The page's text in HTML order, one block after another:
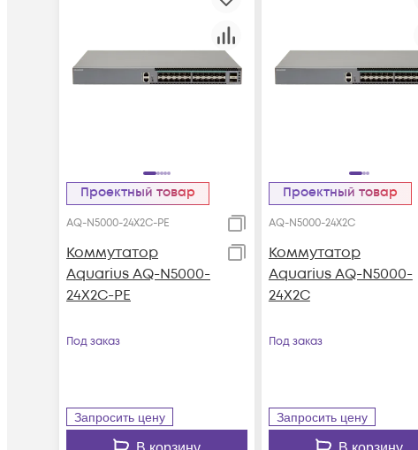
Проектный товар
AQ-N5000-24X2C-PE
Коммутатор
Aquarius AQ-N5000-
24X2C-PE
Под заказ
Запросить цену
Проектный товар
AQ-N5000-24X2C
Коммутатор
Aquarius AQ-N5000-
24X2C
Под заказ
Запросить цену